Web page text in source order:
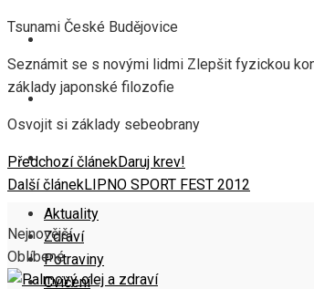
DNY ZDRAVÍ
SOUTĚŽE
Aktuality
Zdraví
Potraviny
Cvičení
Tsunami České Budějovice
Seznámit se s novými lidmi Zlepšit fyzickou
základy japonské filozofie
Osvojit si základy sebeobrany
Předchozí článekDaruj krev!
Další článekLIPNO SPORT FEST 2012
Nejnovější
Oblíbené